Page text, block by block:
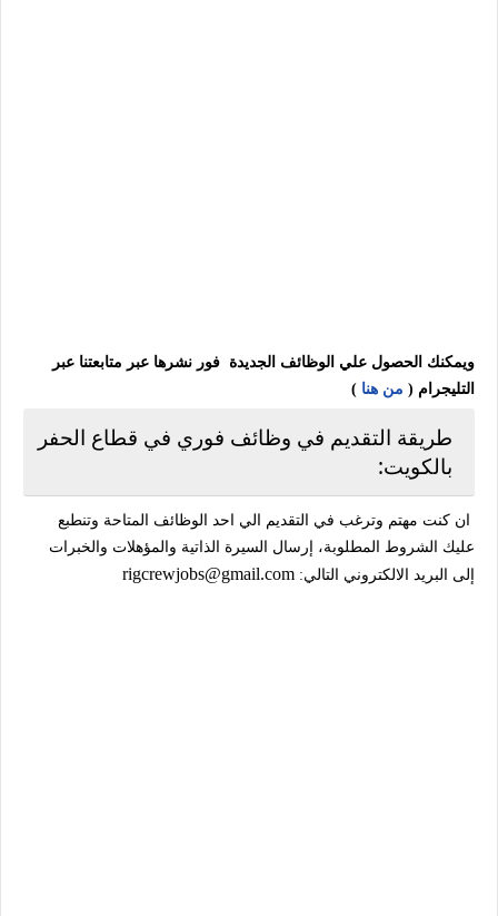
ويمكنك الحصول علي الوظائف الجديدة فور نشرها عبر متابعتنا عبر
التليجرام ( من هنا )
طريقة التقديم في وظائف فوري في قطاع الحفر
بالكويت:
ان كنت مهتم وترغب في التقديم الي احد الوظائف المتاحة وتنطبع
عليك الشروط المطلوبة، إرسال السيرة الذاتية والمؤهلات والخبرات
إلى البريد الالكتروني التالي: rigcrewjobs@gmail.com